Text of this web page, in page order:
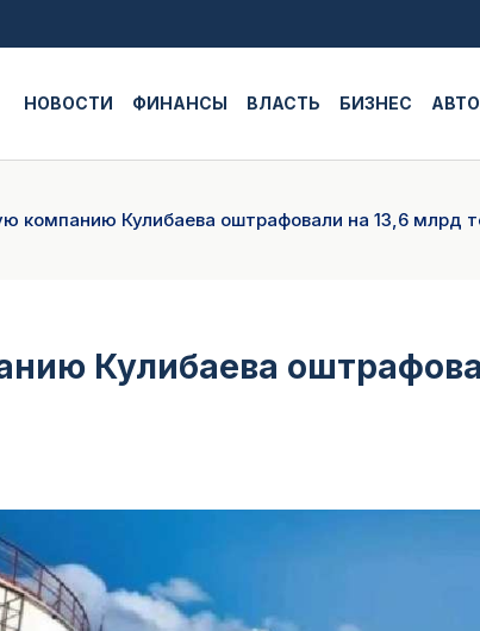
НОВОСТИ ФИНАНСЫ ВЛАСТЬ БИЗНЕС АВТО
компанию Кулибаева оштрафовали на 13,6 млрд
Кулибаева